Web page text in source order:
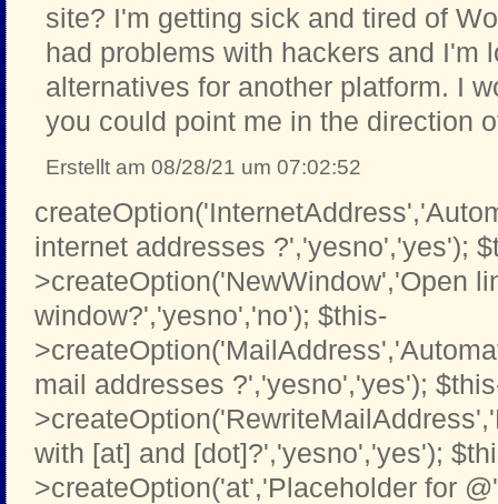
site? I'm getting sick and tired of
had problems with hackers and I'm
alternatives for another platform. I
you could point me in the direction
Erstellt am 08/28/21 um 07:02:52
internet addresses ?','yesno','yes');
>createOption('NewWindow','Open
window?','yesno','no'); $this-
mail addresses ?','yesno','yes');
with [at] and [dot]?','yesno','yes');
>createOption('at','Placeholder for